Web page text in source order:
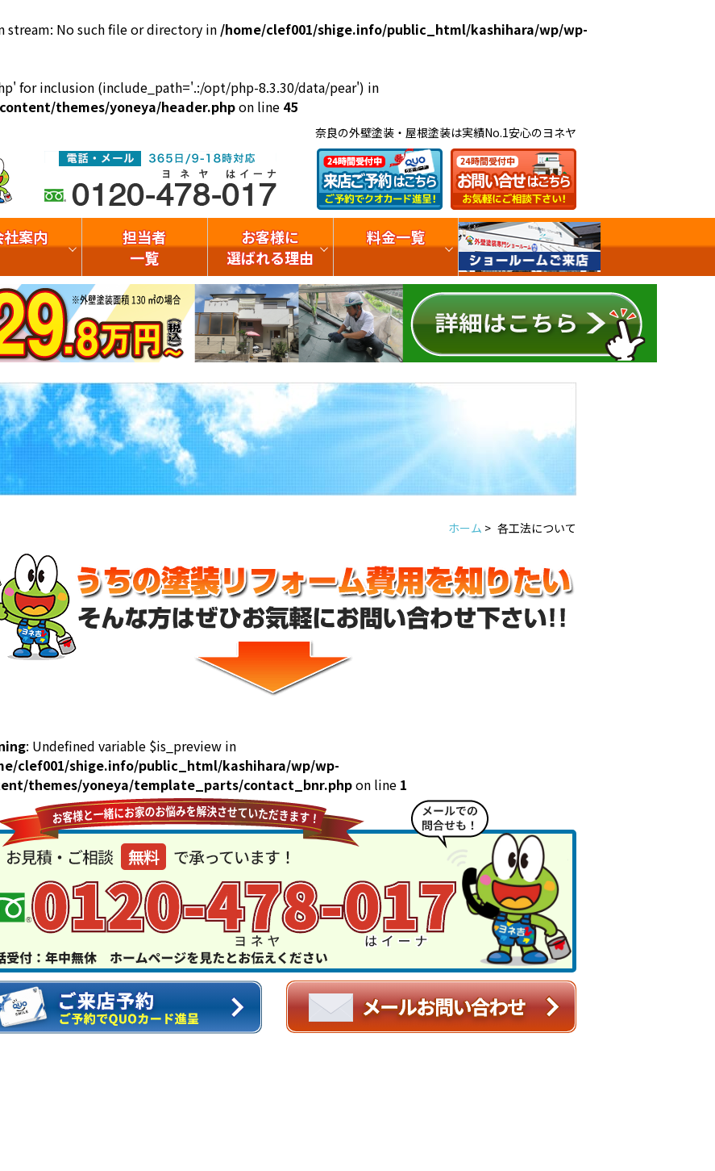
stream: No such file or directory in /home/clef001/shige.info/public_html/kashihara/wp/wp-
for inclusion (include_path='.:/opt/php-8.3.30/data/pear') in
themes/yoneya/header.phpon line 45
奈良の外壁塗装・屋根塗装は実績No.1安心のヨネヤ
社案内
担当者
一覧
お客様に
選ばれる理由
料金一覧
ホーム > 各工法について
: Undefined variable $is_preview in
clef001/shige.info/public_html/kashihara/wp/wp-
themes/yoneya/template_parts/contact_bnr.phpon line 1